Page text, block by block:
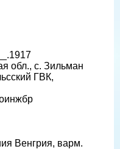
обл., с. Зильман
ГВК,
Венгрия, варм.